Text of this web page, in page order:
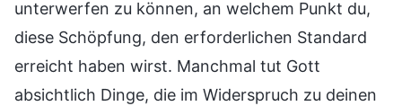
unterwerfen zu können, an welchem Punkt du,
diese Schöpfung, den erforderlichen Standard
erreicht haben wirst. Manchmal tut Gott
absichtlich Dinge, die im Widerspruch zu deinen